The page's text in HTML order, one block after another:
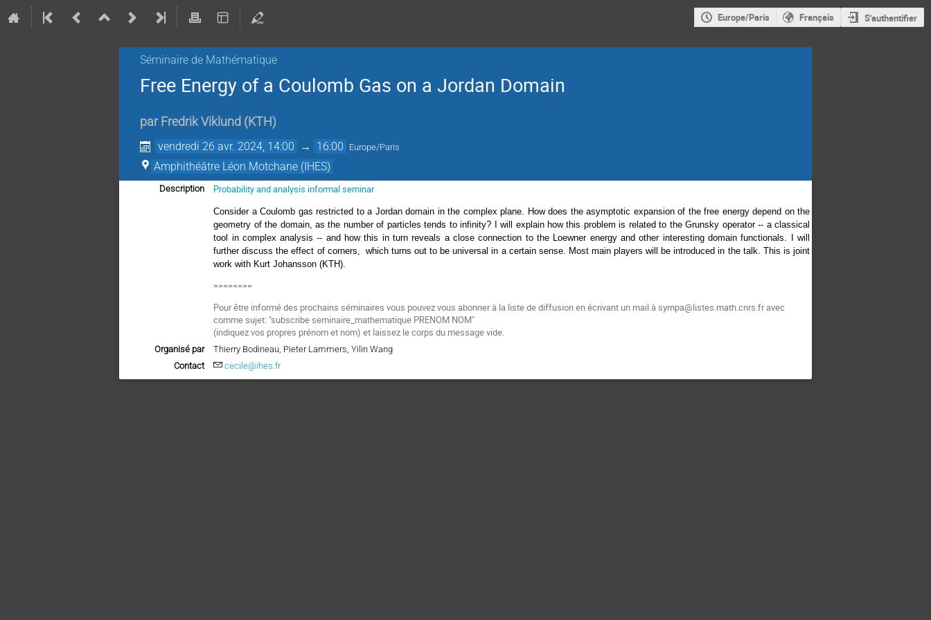
Europe/Paris Français S'authentifier
Séminaire de Mathématique
Free Energy of a Coulomb Gas on a Jordan Domain
par Fredrik Viklund (KTH )
vendredi 26 avr. 2024, 14:00 → 16:00 Europe/Paris
Amphithéâtre Léon Motchane (IHES)
Description Probability and analysis informal seminar
Consider a Coulomb gas restricted to a Jordan domain in the complex plane. How does the asymptotic expansion of the free energy depend on the
geometry of the domain, as the number of particles tends to infinity? I will explain how this problem is related to the Grunsky operator -- a classical
tool in complex analysis -- and how this in turn reveals a close connection to the Loewner energy and other interesting domain functionals. I will
further discuss the effect of corners, which turns out to be universal in a certain sense. Most main players will be introduced in the talk. This is joint
work with Kurt Johansson (KTH).
========
Pour être informé des prochains séminaires vous pouvez vous abonner à la liste de diffusionen écrivant un mail à sympa@listes.math.cnrs.fr avec
comme sujet: "subscribeseminaire_mathematique PRENOM NOM"
(indiquez vos propres prénom et nom) et laissez le corps du message vide.
Organisé par
Thierry Bodineau, Pieter Lammers, Yilin Wang
Contact
cecile@ihes.fr